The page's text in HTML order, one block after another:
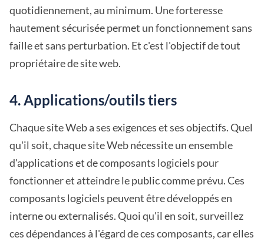
quotidiennement, au minimum. Une forteresse
hautement sécurisée permet un fonctionnement sans
faille et sans perturbation. Et c'est l'objectif de tout
propriétaire de site web.
4. Applications/outils tiers
Chaque site Web a ses exigences et ses objectifs. Quel
qu'il soit, chaque site Web nécessite un ensemble
d'applications et de composants logiciels pour
fonctionner et atteindre le public comme prévu. Ces
composants logiciels peuvent être développés en
interne ou externalisés. Quoi qu'il en soit, surveillez
ces dépendances à l'égard de ces composants, car elles